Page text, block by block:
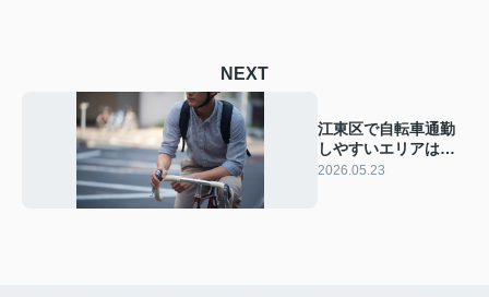
NEXT
江東区で自転車通勤
しやすいエリアはど
こ？一人暮らし向け
2026.05.23